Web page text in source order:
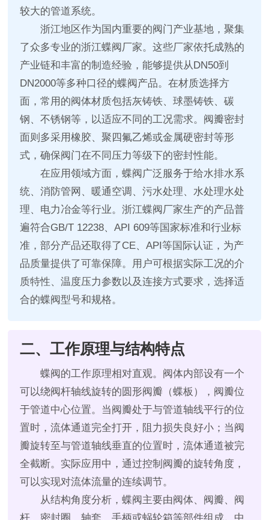
较大的管道系统。
浙江地区作为国内重要的阀门产业基地，聚集
了众多专业的浙江蝶阀厂家。这些厂家依托成熟的
产业链和丰富的制造经验，能够提供从DN50到
DN2000等多种口径的蝶阀产品。在材质选择方
面，常用的阀体材质包括灰铸铁、球墨铸铁、碳
钢、不锈钢等，以适应不同的工况需求。阀瓣密封
面则多采用橡胶、聚四氟乙烯或金属硬密封等形
式，确保阀门在不同压力等级下的密封性能。
在应用领域方面，蝶阀广泛服务于给水排水系
统、消防管网、暖通空调、污水处理、水处理水处
理、电力冶金等行业。浙江蝶阀厂家生产的产品普
遍符合GB/T 12238、API 609等国家标准和行业标
准，部分产品还取得了CE、API等国际认证，为产
品质量提供了可靠保障。用户可根据实际工况的介
质特性、温度压力参数以及连接方式要求，选择适
合的蝶阀型号和规格。
二、工作原理与结构特点
蝶阀的工作原理相对直观。阀体内部设有一个
可以绕阀杆轴线旋转的圆形阀瓣（蝶板），阀瓣位
于管道中心位置。当阀瓣处于与管道轴线平行的位
置时，流体通道完全打开，阻力损失良好小；当阀
瓣旋转至与管道轴线垂直的位置时，流体通道被完
全截断。实际应用中，通过控制阀瓣的旋转角度，
可以实现对流体流量的连续调节。
从结构角度分析，蝶阀主要由阀体、阀瓣、阀